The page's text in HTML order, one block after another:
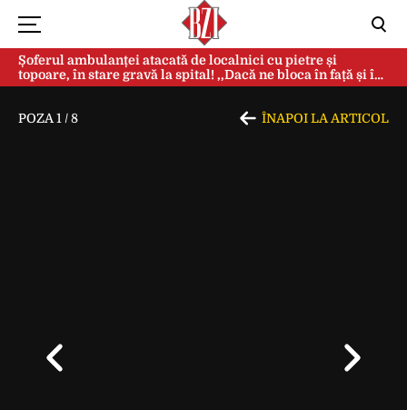
Șoferul ambulanței atacată de localnici cu pietre și
topoare, în stare gravă la spital! ,,Dacă ne bloca în față și în
spate, ne omorau…”
POZA 1 /8 ÎNAPOI LA ARTICOL